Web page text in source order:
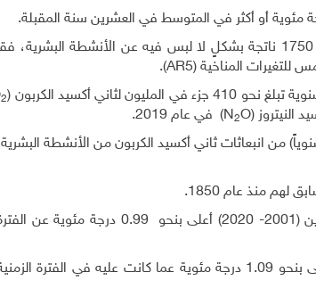
مئوية أو أكثر في المتوسط في العشرين سنة المقبلة.
الزيادات الملحوظة في تركيزات غازات الاحتباس الحراري منذ حوالي عام 1750 ناتجة بشكلٍ لا لبس فيه عن
AR5
).
أكسيد الكربون
2)
(N2O)
في عام 2019.
والمحيطات على نسبة شبه ثابتة عالمياً (حوالي 56% سنوياً) من انبعاثات ثاني أكسيد الكربون من
منذ عام 1850.